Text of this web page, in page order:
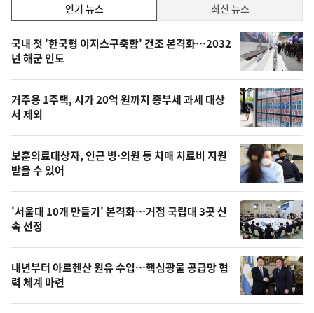
기,
최
신,
오
늘
의
영
상
오
늘
의
사
진
인기 뉴스 최신 뉴스
인
기
뉴
스
국내 첫 '한국형 이지스구축함' 건조 본격화…2032
년 해군 인도
거주용 1주택, 시가 20억 원까지 종부세 과세 대상
서 제외
보훈의료대상자, 인근 병·의원 등 치매 치료비 지원
받을 수 있어
'서울대 10개 만들기' 본격화…거점 국립대 3곳 신
속 선정
내년부터 아르헨산 원유 수입…핵심광물 공급망 협
력 체계 마련